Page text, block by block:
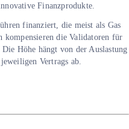
Finanzprodukte.
finanziert, die meist als Gas
kompensieren die Validatoren für
Höhe hängt von der Auslastung
Vertrags ab.